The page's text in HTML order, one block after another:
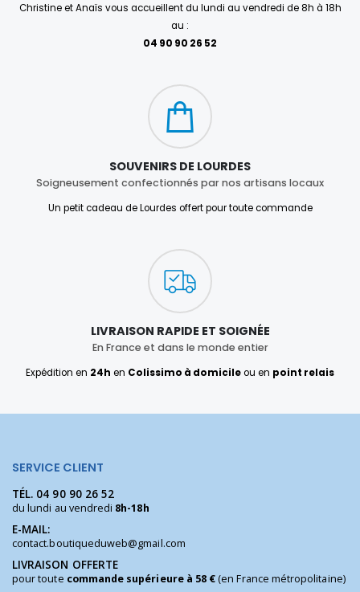
Christine et Anaïs vous accueillent du lundi au vendredi de 8h à 18h
au :
04 90 90 26 52
SOUVENIRS DE LOURDES
Soigneusement confectionnés par nos artisans locaux
Un petit cadeau de Lourdes offert pour toute commande
LIVRAISON RAPIDE ET SOIGNÉE
En France et dans le monde entier
Expédition en 24h en Colissimo à domicileou en point relais
SERVICE CLIENT
TÉL. 04 90 90 26 52
du lundi au vendredi 8h-18h
E-MAIL:
contact.boutiqueduweb@gmail.com
LIVRAISON OFFERTE
pour toute commande supérieure à 58 €(en France métropolitaine)